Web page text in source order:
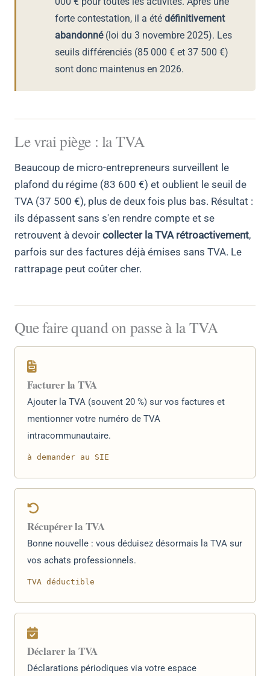
forte contestation, il a été définitivement
abandonné(loi du 3 novembre 2025). Les
seuils différenciés (85 000 € et 37 500 €)
sont donc maintenus en 2026.
Le vrai piège : la TVA
Beaucoup de micro-entrepreneurs surveillent le
plafond du régime (83 600 €) et oublient le seuil de
TVA (37 500 €), plus de deux fois plus bas. Résultat :
ils dépassent sans s'en rendre compte et se
retrouvent à devoir collecter la TVA rétroactivement,
parfois sur des factures déjà émises sans TVA. Le
rattrapage peut coûter cher.
Que faire quand on passe à la TVA
Facturer la TVA
Ajouter la TVA (souvent 20 %) sur vos factures et
mentionner votre numéro de TVA
intracommunautaire.
à demander au SIE
Récupérer la TVA
Bonne nouvelle : vous déduisez désormais la TVA sur
vos achats professionnels.
TVA déductible
Déclarer la TVA
Déclarations périodiques via votre espace